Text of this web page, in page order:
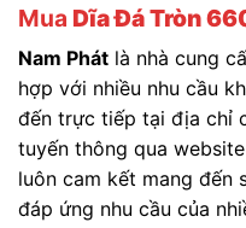
Mua Dĩa Đá Tròn
Nam Phát là nhà cung
hợp với nhiều nhu cầu
đến trực tiếp tại địa chỉ
tuyến thông qua
luôn cam kết mang đến
đáp ứng nhu cầu của